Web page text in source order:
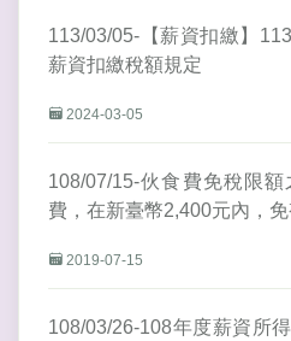
113/03/05-【薪資扣繳】
薪資扣繳稅額規定
2024-03-05
108/07/15-伙食費免稅限
費，在新臺幣2,400元內，
2019-07-15
108/03/26-108年度薪資所